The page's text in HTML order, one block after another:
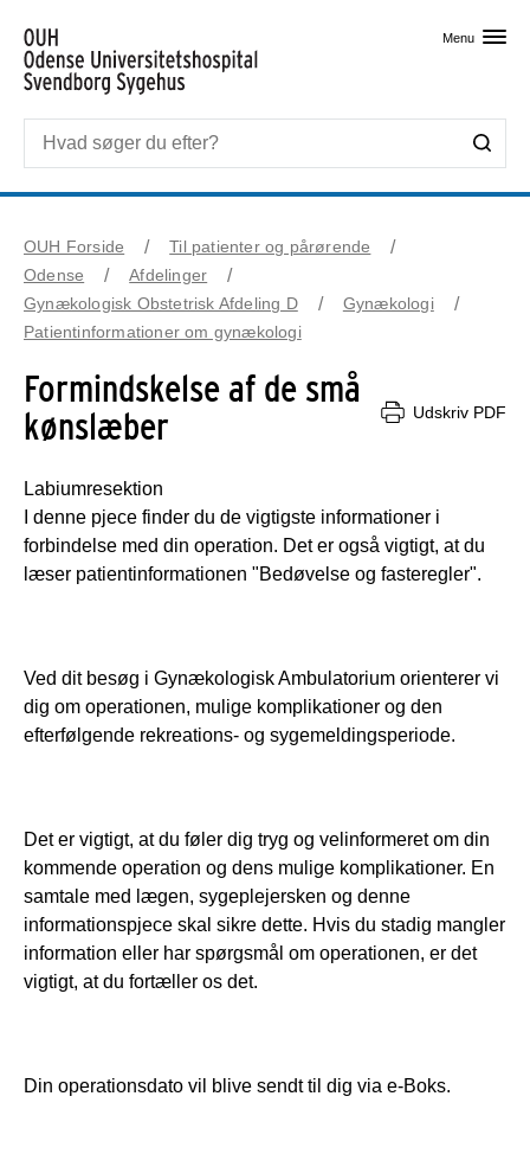
Menu
OUH Forside
Til patienter og pårørende
Odense
Afdelinger
Gynækologisk Obstetrisk Afdeling D
Gynækologi
Patientinformationer om gynækologi
Formindskelse af de små
kønslæber
Udskriv PDF
Labiumresektion
I denne pjece finder du de vigtigste informationer i
forbindelse med din operation. Det er også vigtigt, at du
læser patientinformationen "Bedøvelse og fasteregler".
Ved dit besøg i Gynækologisk Ambulatorium orienterer vi
dig om operationen, mulige komplikationer og den
efterfølgende rekreations- og sygemeldingsperiode.
Det er vigtigt, at du føler dig tryg og velinformeret om din
kommende operation og dens mulige komplikationer. En
samtale med lægen, sygeplejersken og denne
informationspjece skal sikre dette. Hvis du stadig mangler
information eller har spørgsmål om operationen, er det
vigtigt, at du fortæller os det.
Din operationsdato vil blive sendt til dig via e-Boks.